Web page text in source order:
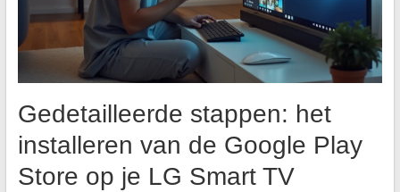
Gedetailleerde stappen: het
installeren van de Google Play
Store op je LG Smart TV